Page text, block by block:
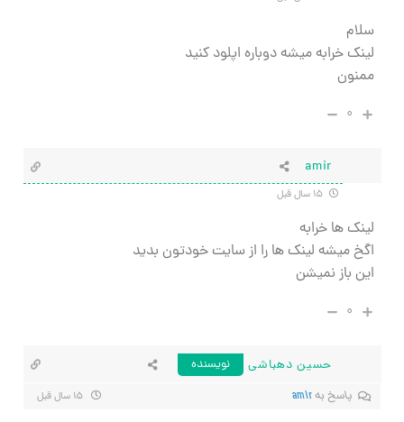
سلام
لینک خرابه میشه دوباره اپلود کنید
ممنون
۰
amir
لینک ها خرابه
اگخ میشه لینک ها را از سایت خودتون بدید
این باز نمیشن
۰
حسین دهباشی
نویسنده
پاسخ بهamir